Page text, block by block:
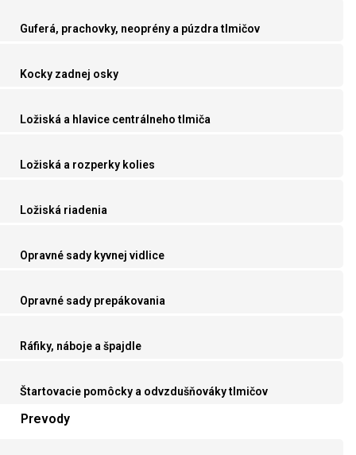
Guferá, prachovky, neoprény a púzdra tlmičov
Kocky zadnej osky
Ložiská a hlavice centrálneho tlmiča
Ložiská a rozperky kolies
Ložiská riadenia
Opravné sady kyvnej vidlice
Opravné sady prepákovania
Ráfiky, náboje a špajdle
Štartovacie pomôcky a odvzdušňováky tlmičov
Prevody